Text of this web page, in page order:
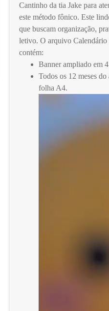
Cantinho da tia Jake para
este método fônico. Este
que buscam organização,
letivo. O arquivo Calendário
contém:
Banner ampliado em
Todos os 12 meses
folha A4.